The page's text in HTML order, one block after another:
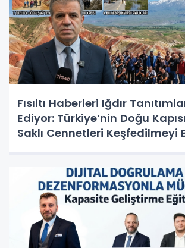
Fısıltı Haberleri Iğdır
Ediyor: Türkiye’nin Doğu Kapısı
Saklı Cennetleri Keşfedilmeyi